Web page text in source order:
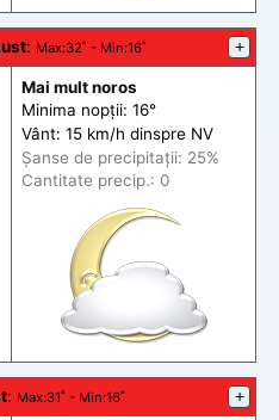
: Max:32˚ - Min:16˚ +
Mai mult noros
Minima nopții: 16°
Vânt: 15 km/h dinspre NV
Șanse de precipitații: 25%
Cantitate precip.: 0
: Max:31˚ - Min:16˚ +